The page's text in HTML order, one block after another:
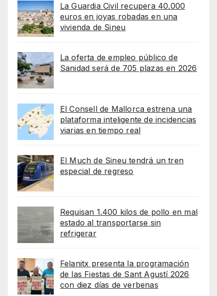
La Guardia Civil recupera 40.000
euros en joyas robadas en una
vivienda de Sineu
La oferta de empleo público de
Sanidad será de 705 plazas en 2026
El Consell de Mallorca estrena una
plataforma inteligente de incidencias
viarias en tiempo real
El Much de Sineu tendrá un tren
especial de regreso
Requisan 1.400 kilos de pollo en mal
estado al transportarse sin
refrigerar
Felanitx presenta la programación
de las Fiestas de Sant Agustí 2026
con diez días de verbenas